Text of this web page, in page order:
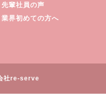
先輩社員の声
業界初めての方へ
社re-serve